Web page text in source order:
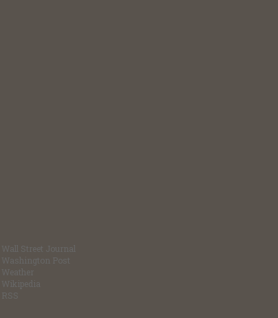
Wall Street Journal
Washington Post
Weather
Wikipedia
RSS